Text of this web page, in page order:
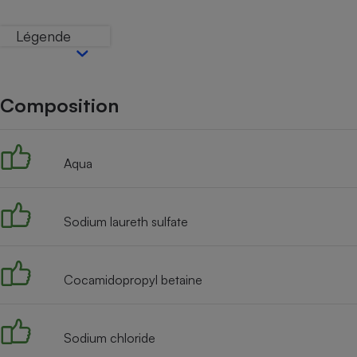
Légende
Composition
Aqua
Sodium laureth sulfate
Cocamidopropyl betaine
Sodium chloride